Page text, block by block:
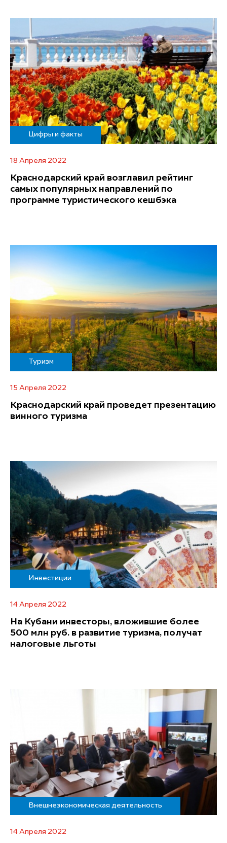
Цифры и факты
18 Апреля 2022
Краснодарский край возглавил рейтинг
самых популярных направлений по
программе туристического кешбэка
Туризм
15 Апреля 2022
Краснодарский край проведет презентацию
винного туризма
Инвестиции
14 Апреля 2022
На Кубани инвесторы, вложившие более
500 млн руб. в развитие туризма, получат
налоговые льготы
Внешнеэкономическая деятельность
14 Апреля 2022